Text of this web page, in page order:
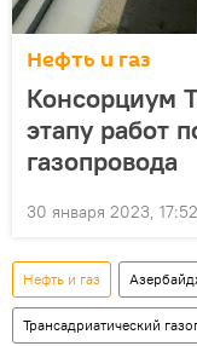
Нефть и газ
Консорциум
этапу работ
газопровода
30 января 2023, 17:52
Нефть и газ
Трансадриатический